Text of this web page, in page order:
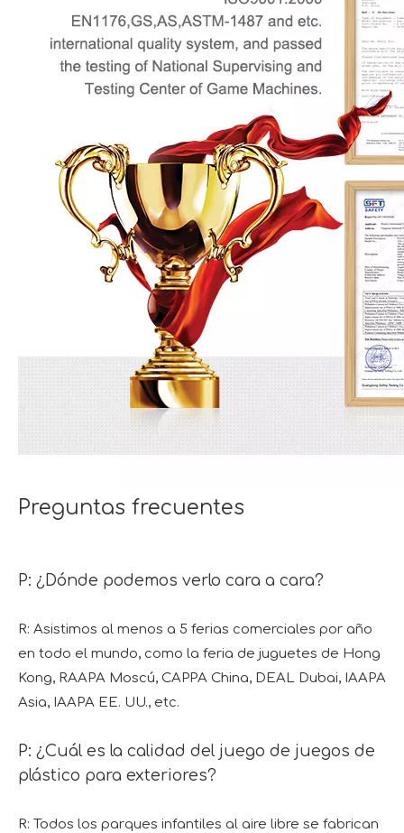
Preguntas frecuentes
P: ¿Dónde podemos verlo cara a cara?
R: Asistimos al menos a 5 ferias comerciales por año
en todo el mundo, como la feria de juguetes de Hong
Kong, RAAPA Moscú, CAPPA China, DEAL Dubai, IAAPA
Asia, IAAPA EE. UU., etc.
P: ¿Cuál es la calidad del juego de juegos de
plástico para exteriores?
R: Todos los parques infantiles al aire libre se fabrican